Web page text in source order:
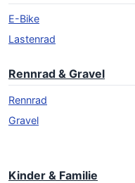
E-Bike
Lastenrad
Rennrad & Gravel
Rennrad
Gravel
Kinder & Familie